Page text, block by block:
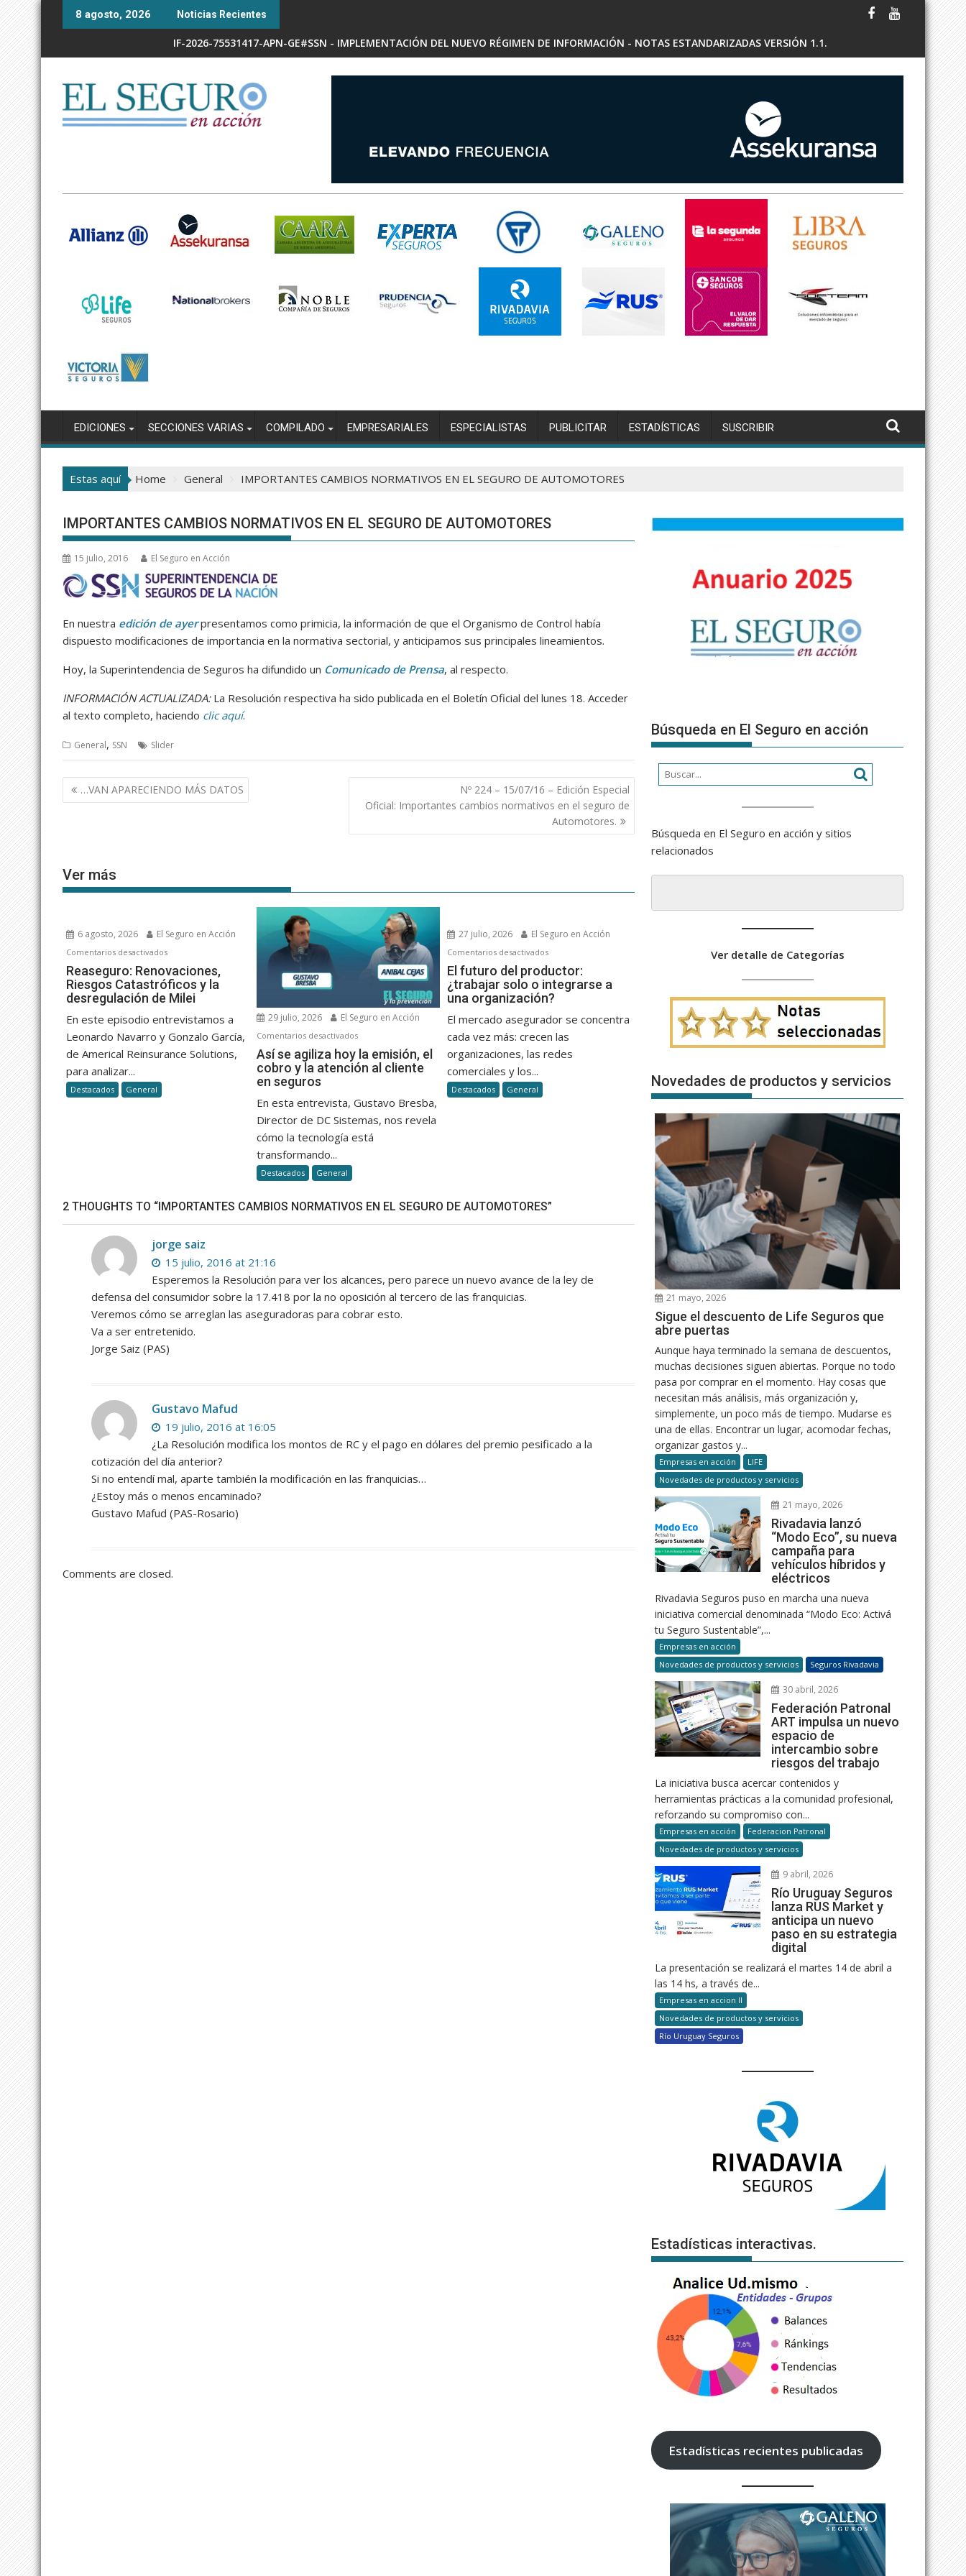
Skip
8 agosto, 2026 Noticias Recientes
IF-2026-75531417-APN-GE#SSN - IMPLEMENTACIÓN DEL NUEVO RÉGIMEN DE INFORMACIÓN - NOTAS ESTANDARIZADAS VERSIÓN 1.1.
EDICIONES SECCIONES VARIAS COMPILADO EMPRESARIALES ESPECIALISTAS PUBLICITAR ESTADÍSTICAS SUSCRIBIR
Estas aquí Home General IMPORTANTES CAMBIOS NORMATIVOS EN EL SEGURO DE AUTOMOTORES
IMPORTANTES CAMBIOS NORMATIVOS EN EL SEGURO DE AUTOMOTORES
15 julio, 2016 El Seguro en Acción
En nuestra edición de ayer presentamos como primicia, la información de que el Organismo de Control había
dispuesto modificaciones de importancia en la normativa sectorial, y anticipamos sus principales lineamientos.
Hoy, la Superintendencia de Seguros ha difundido un Comunicado de Prensa, al respecto.
INFORMACIÓN ACTUALIZADA:La Resolución respectiva ha sido publicada en el Boletín Oficial del lunes 18. Acceder
al texto completo, haciendo clic aquí.
General, SSN Slider
Navegación
de
…VAN APARECIENDO MÁS DATOS
Nº 224 – 15/07/16 – Edición Especial
Oficial: Importantes cambios normativos en el seguro de
Automotores.
Ver más
6 agosto, 2026 El Seguro en Acción
Comentarios desactivadosen
Reaseguro:
Renovaciones,
Riesgos
Catastróficos
Reaseguro: Renovaciones,
Riesgos Catastróficos y la
desregulación de Milei
En este episodio entrevistamos a
Leonardo Navarro y Gonzalo García,
de Americal Reinsurance Solutions,
para analizar...
Destacados General
29 julio, 2026 El Seguro en Acción
Comentarios desactivadosen
Así
se
hoy
atención
al
Así se agiliza hoy la emisión, el
cobro y la atención al cliente
en seguros
En esta entrevista, Gustavo Bresba,
Director de DC Sistemas, nos revela
cómo la tecnología está
transformando...
Destacados General
27 julio, 2026 El Seguro en Acción
Comentarios desactivadosen
El
futuro
del
productor:
¿trabajar
El futuro del productor:
¿trabajar solo o integrarse a
una organización?
El mercado asegurador se concentra
cada vez más: crecen las
organizaciones, las redes
comerciales y los...
Destacados General
2 THOUGHTS TO “IMPORTANTES CAMBIOS NORMATIVOS EN EL SEGURO DE AUTOMOTORES”
jorge saiz
15 julio, 2016 at 21:16
Esperemos la Resolución para ver los alcances, pero parece un nuevo avance de la ley de
defensa del consumidor sobre la 17.418 por la no oposición al tercero de las franquicias.
Veremos cómo se arreglan las aseguradoras para cobrar esto.
Va a ser entretenido.
Jorge Saiz (PAS)
Gustavo Mafud
19 julio, 2016 at 16:05
¿La Resolución modifica los montos de RC y el pago en dólares del premio pesificado a la
cotización del día anterior?
Si no entendí mal, aparte también la modificación en las franquicias…
¿Estoy más o menos encaminado?
Gustavo Mafud (PAS-Rosario)
Comments are closed.
Búsqueda en El Seguro en acción
Búsqueda en El Seguro en acción y sitios
relacionados
Ver detalle de Categorías
Novedades de productos y servicios
21 mayo, 2026
Sigue el descuento de Life Seguros que
abre puertas
Aunque haya terminado la semana de descuentos,
muchas decisiones siguen abiertas. Porque no todo
pasa por comprar en el momento. Hay cosas que
necesitan más análisis, más organización y,
simplemente, un poco más de tiempo. Mudarse es
una de ellas. Encontrar un lugar, acomodar fechas,
organizar gastos y...
Empresas en acción
LIFE
Novedades de productos y servicios
21 mayo, 2026
Rivadavia lanzó
“Modo Eco”, su nueva
campaña para
vehículos híbridos y
eléctricos
Rivadavia Seguros puso en marcha una nueva
iniciativa comercial denominada “Modo Eco: Activá
tu Seguro Sustentable”,...
Empresas en acción
Novedades de productos y servicios
Seguros Rivadavia
30 abril, 2026
Federación Patronal
ART impulsa un nuevo
espacio de
intercambio sobre
riesgos del trabajo
La iniciativa busca acercar contenidos y
herramientas prácticas a la comunidad profesional,
reforzando su compromiso con...
Empresas en acción
Federacion Patronal
Novedades de productos y servicios
9 abril, 2026
Río Uruguay Seguros
lanza RUS Market y
anticipa un nuevo
paso en su estrategia
digital
La presentación se realizará el martes 14 de abril a
las 14 hs, a través de...
Empresas en accion II
Novedades de productos y servicios
Río Uruguay Seguros
Estadísticas interactivas.
Estadísticas recientes publicadas